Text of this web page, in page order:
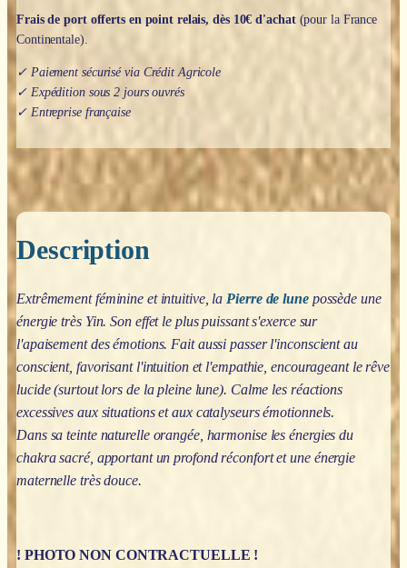
Frais de port offerts en point relais, dès 10€ d'achat(pour la France
Continentale).
✓ Paiement sécurisé via Crédit Agricole
✓ Expédition sous 2 jours ouvrés
✓ Entreprise française
Description
Extrêmement féminine et intuitive, la Pierre de lunepossède une
énergie très Yin. Son effet le plus puissant s'exerce sur
l'apaisement des émotions. Fait aussi passer l'inconscient au
conscient, favorisant l'intuition et l'empathie, encourageant le rêve
lucide (surtout lors de la pleine lune). Calme les réactions
excessives aux situations et aux catalyseurs émotionnels.
Dans sa teinte naturelle orangée, harmonise les énergies du
chakra sacré, apportant un profond réconfort et une énergie
maternelle très douce.
! PHOTO NON CONTRACTUELLE !